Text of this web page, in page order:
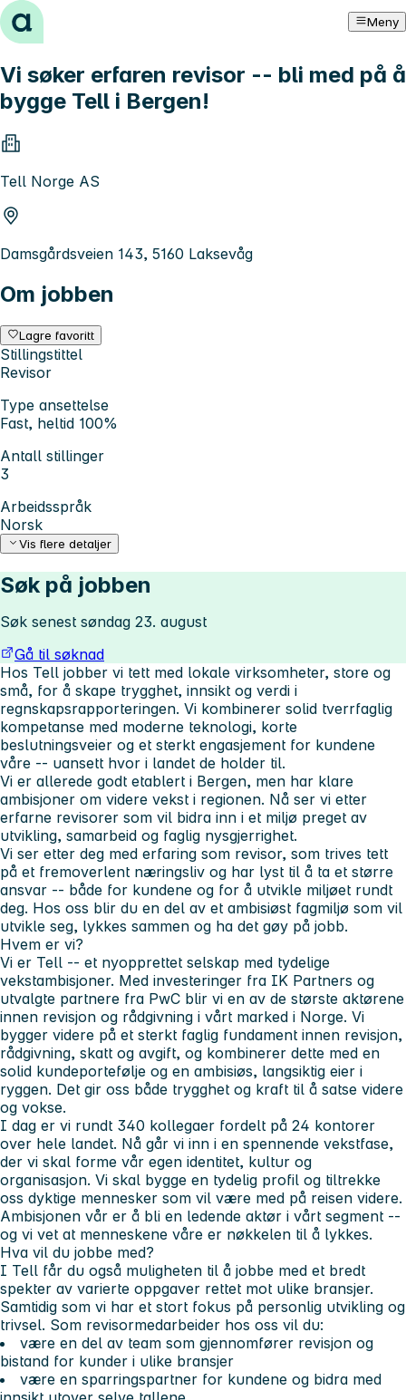
Hopp til innhold Meny
Vi søker erfaren revisor -- bli med på å
bygge Tell i Bergen!
Tell Norge AS
Damsgårdsveien 143, 5160 Laksevåg
Om jobben
Lagre favoritt
Stillingstittel
Revisor
Type ansettelse
Fast, heltid 100%
Antall stillinger
3
Arbeidsspråk
Norsk
Vis flere detaljer
Søk på jobben
Søk senest søndag 23. august
Gå til søknad
Hos Tell jobber vi tett med lokale virksomheter, store og
små, for å skape trygghet, innsikt og verdi i
regnskapsrapporteringen. Vi kombinerer solid tverrfaglig
kompetanse med moderne teknologi, korte
beslutningsveier og et sterkt engasjement for kundene
våre -- uansett hvor i landet de holder til.
Vi er allerede godt etablert i Bergen, men har klare
ambisjoner om videre vekst i regionen. Nå ser vi etter
erfarne revisorer som vil bidra inn i et miljø preget av
utvikling, samarbeid og faglig nysgjerrighet.
Vi ser etter deg med erfaring som revisor, som trives tett
på et fremoverlent næringsliv og har lyst til å ta et større
ansvar -- både for kundene og for å utvikle miljøet rundt
deg. Hos oss blir du en del av et ambisiøst fagmiljø som vil
utvikle seg, lykkes sammen og ha det gøy på jobb.
Hvem er vi?
Vi er Tell -- et nyopprettet selskap med tydelige
vekstambisjoner. Med investeringer fra IK Partners og
utvalgte partnere fra PwC blir vi en av de største aktørene
innen revisjon og rådgivning i vårt marked i Norge. Vi
bygger videre på et sterkt faglig fundament innen revisjon,
rådgivning, skatt og avgift, og kombinerer dette med en
solid kundeportefølje og en ambisiøs, langsiktig eier i
ryggen. Det gir oss både trygghet og kraft til å satse videre
og vokse.
I dag er vi rundt 340 kollegaer fordelt på 24 kontorer
over hele landet. Nå går vi inn i en spennende vekstfase,
der vi skal forme vår egen identitet, kultur og
organisasjon. Vi skal bygge en tydelig profil og tiltrekke
oss dyktige mennesker som vil være med på reisen videre.
Ambisjonen vår er å bli en ledende aktør i vårt segment --
og vi vet at menneskene våre er nøkkelen til å lykkes.
Hva vil du jobbe med?
I Tell får du også muligheten til å jobbe med et bredt
spekter av varierte oppgaver rettet mot ulike bransjer.
Samtidig som vi har et stort fokus på personlig utvikling og
trivsel. Som revisormedarbeider hos oss vil du:
være en del av team som gjennomfører revisjon og
bistand for kunder i ulike bransjer
være en sparringspartner for kundene og bidra med